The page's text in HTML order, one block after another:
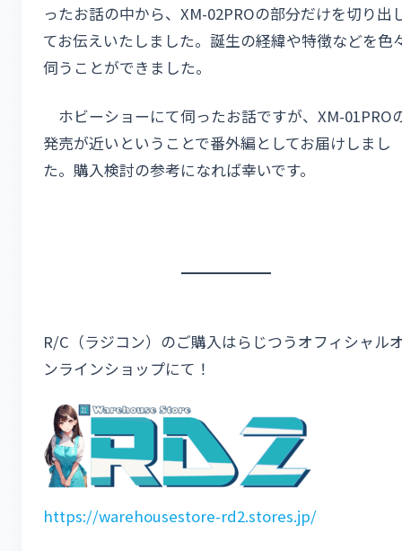
ったお話の中から、XM-02PROの部分だけを切り出
てお伝えいたしました。誕生の経緯や特徴などを色
伺うことができました。
ホビーショーにて伺ったお話ですが、XM-01PRO
発売が近いということで番外編としてお届けしまし
た。購入検討の参考になれば幸いです。
R/C（ラジコン）のご購入はらじつうオフィシャル
ンラインショップにて！
https://warehousestore-rd2.stores.jp/